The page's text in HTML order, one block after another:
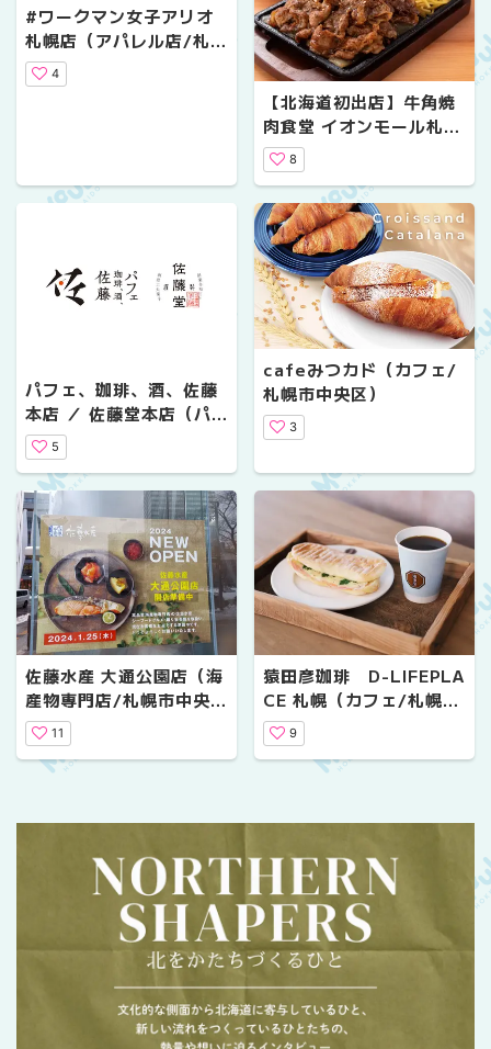
#ワークマン女子アリオ
札幌店（アパレル店/札幌
市東区）
4
【北海道初出店】牛角焼
肉食堂 イオンモール札幌
発寒店（飲食店/札幌市西
区）
8
パフェ、珈琲、酒、佐藤
本店 ／ 佐藤堂本店（パ
フェ/札幌市中央区）
5
cafeみつカド（カフェ/
札幌市中央区）
3
佐藤水産 大通公園店（海
産物専門店/札幌市中央
区）
11
猿田彦珈琲 D-LIFEPLA
CE 札幌（カフェ/札幌市
中央区）
9